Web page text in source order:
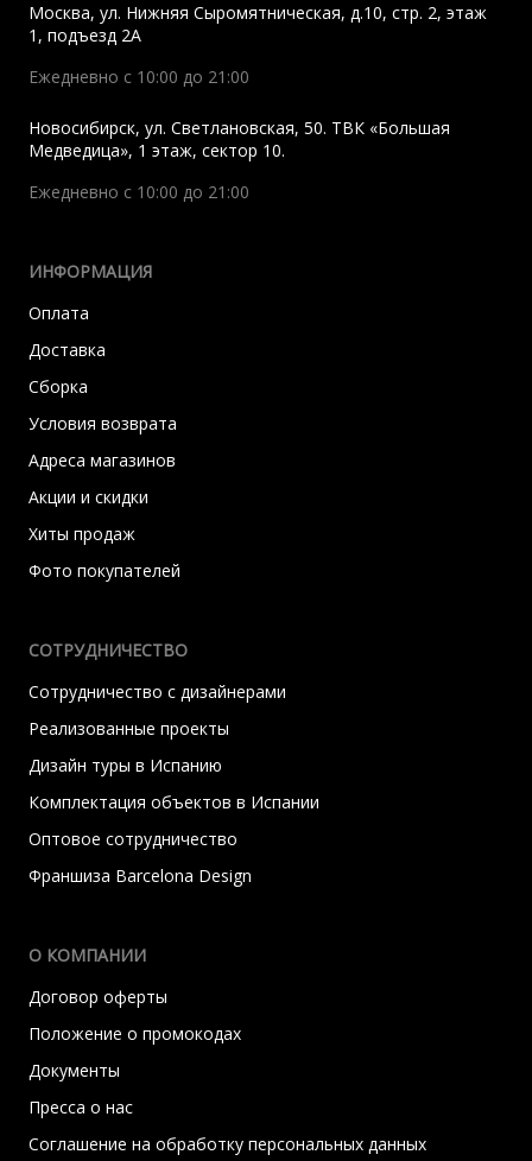
Москва, ул. Нижняя Сыромятническая, д.10, стр. 2, этаж
1, подъезд 2A
Ежедневно с 10:00 до 21:00
Новосибирск, ул. Светлановская, 50. ТВК «Большая
Медведица», 1 этаж, сектор 10.
Ежедневно с 10:00 до 21:00
ИНФОРМАЦИЯ
Оплата
Доставка
Сборка
Условия возврата
Адреса магазинов
Акции и скидки
Хиты продаж
Фото покупателей
СОТРУДНИЧЕСТВО
Сотрудничество с дизайнерами
Реализованные проекты
Дизайн туры в Испанию
Комплектация объектов в Испании
Оптовое сотрудничество
Франшиза Barcelona Design
О КОМПАНИИ
Договор оферты
Положение о промокодах
Документы
Пресса о нас
Соглашение на обработку персональных данных